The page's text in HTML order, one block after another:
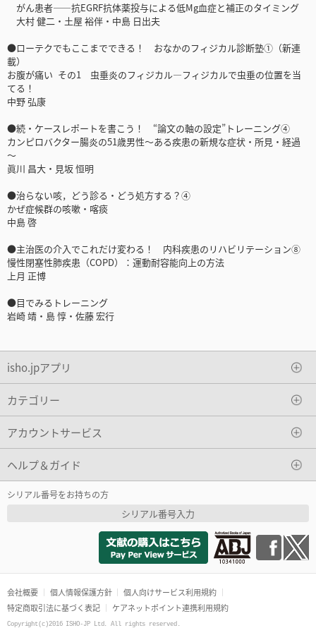
がん患者――抗EGRF抗体薬投与による低Mg血症と補正のタイミング
大村 健二・土屋 裕伴・中島 日出夫
●ローテクでもここまでできる！ おなかのフィジカル診断塾①（新連
載）
お腹が痛い その1 虫垂炎のフィジカル―フィジカルで虫垂の位置を当
てる！
中野 弘康
●続・ケースレポートを書こう！ “論文の軸の設定”トレーニング④
カンピロバクター腸炎の51歳男性～ある疾患の新規な症状・所見・経過
～
眞川 昌大・見坂 恒明
●治らない咳，どう診る・どう処方する？④
かぜ症候群の咳嗽・喀痰
中島 啓
●主治医の介入でこれだけ変わる！ 内科疾患のリハビリテーション⑧
慢性閉塞性肺疾患（COPD）：運動耐容能向上の方法
上月 正博
●目でみるトレーニング
岩崎 靖・島 惇・佐藤 宏行
isho.jpアプリ
カテゴリー
アカウントサービス
ヘルプ＆ガイド
シリアル番号をお持ちの方
シリアル番号入力
会社概要 個人情報保護方針
個人向けサービス利用規約
特定商取引法に基づく表記
ケアネットポイント連携利用規約
Copyright(c)2016 ISHO-JP Ltd. All rights reserved.